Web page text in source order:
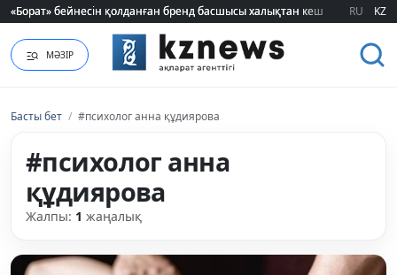
«Борат» бейнесін қолданған бренд басшысы халықтан кешірім сұрады
«Борат» бейнесін қолданған бренд басшысы халықтан кешірім сұрады
RU KZ
МӘЗІР
Басты бет / #психолог анна құдиярова
#психолог анна
құдиярова
Жалпы: 1 жаңалық